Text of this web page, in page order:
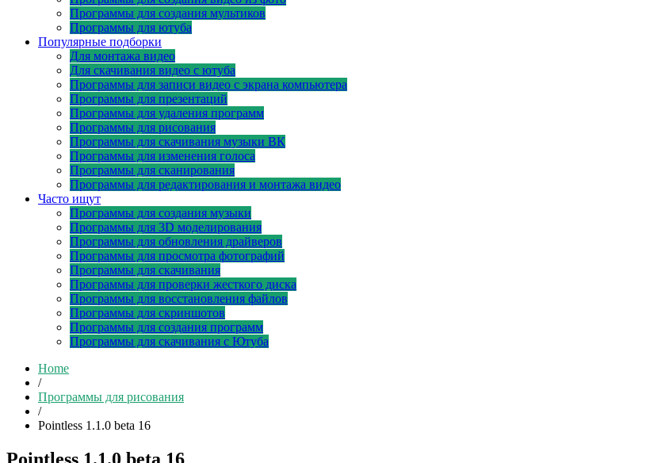
Программы для создания мультиков
Программы для ютуба
Популярные подборки
Для монтажа видео
Для скачивания видео с ютуба
Программы для записи видео с экрана компьютера
Программы для презентаций
Программы для удаления программ
Программы для рисования
Программы для скачивания музыки ВК
Программы для изменения голоса
Программы для сканирования
Программы для редактирования и монтажа видео
Часто ищут
Программы для создания музыки
Программы для 3D моделирования
Программы для обновления драйверов
Программы для просмотра фотографий
Программы для скачивания
Программы для проверки жесткого диска
Программы для восстановления файлов
Программы для скриншотов
Программы для создания программ
Программы для скачивания с Ютуба
Home
/
Программы для рисования
/
Pointless 1.1.0 beta 16
Pointless 1.1.0 beta 16